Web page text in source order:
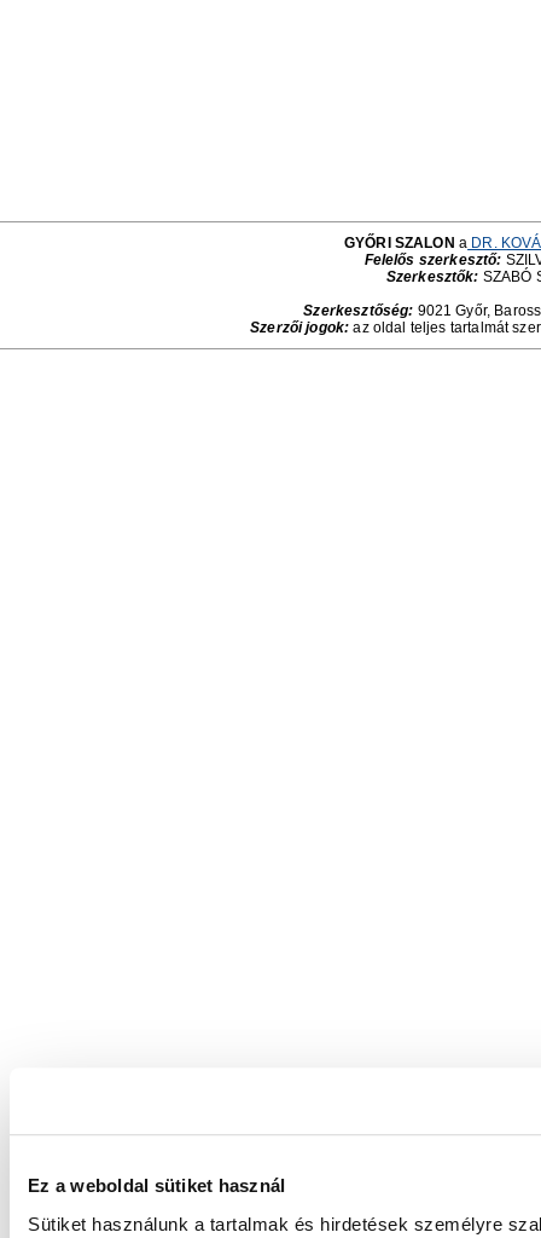
Ez a weboldal sütiket használ
Sütiket használunk a tartalmak és hirdetések személyre
GYŐRI SZALON a DR.
Felelős szerkesztő:
Szerkesztők: SZABÓ
Szerkesztőség: 9021 Győr,
Szerzői jogok: az oldal teljes tartalmát